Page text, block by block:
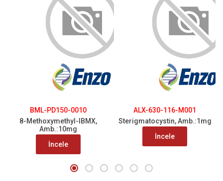
BML-PD150-0010
8-Methoxymethyl-IBMX,
Amb.:10mg
İncele
ALX-630-116-M001
Sterigmatocystin, Amb.:1mg
İncele